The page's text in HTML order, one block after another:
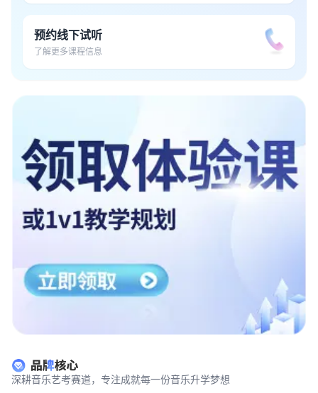
预约线下试听
了解更多课程信息
深耕音乐艺考赛道，专注成就每一份音乐升学梦想